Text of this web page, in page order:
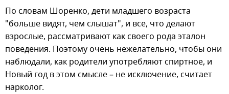
По словам Шоренко, дети младшего возраста
"больше видят, чем слышат", и все, что делают
взрослые, рассматривают как своего рода эталон
поведения. Поэтому очень нежелательно, чтобы они
наблюдали, как родители употребляют спиртное, и
Новый год в этом смысле – не исключение, считает
нарколог.